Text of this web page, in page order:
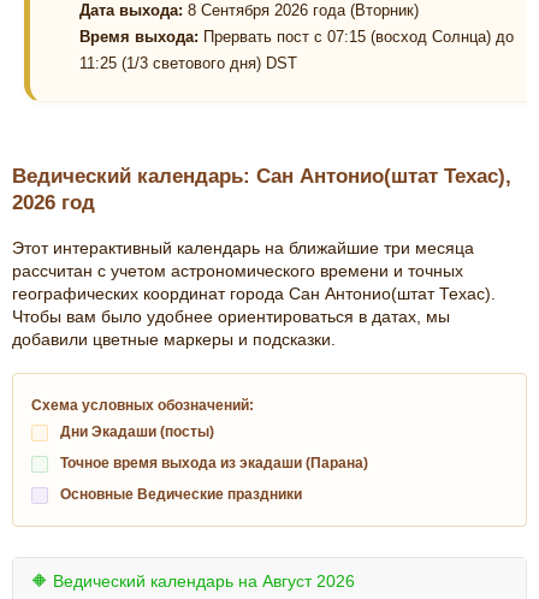
Дата выхода: 8 Сентября 2026 года (Вторник)
Время выхода: Прервать пост с 07:15 (восход Солнца) до
11:25 (1/3 светового дня) DST
Ведический календарь: Сан Антонио(штат Техас),
2026 год
Этот интерактивный календарь на ближайшие три месяца
рассчитан с учетом астрономического времени и точных
географических координат города Сан Антонио(штат Техас).
Чтобы вам было удобнее ориентироваться в датах, мы
добавили цветные маркеры и подсказки.
Схема условных обозначений:
Дни Экадаши (посты)
Точное время выхода из экадаши (Парана)
Основные Ведические праздники
🔶 Ведический календарь на Август 2026